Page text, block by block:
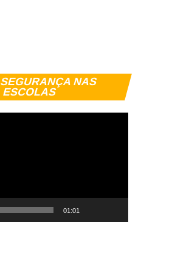
NAS
ESCOLAS
Tocador
de
01:01